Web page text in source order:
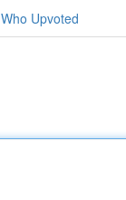
Who Upvoted